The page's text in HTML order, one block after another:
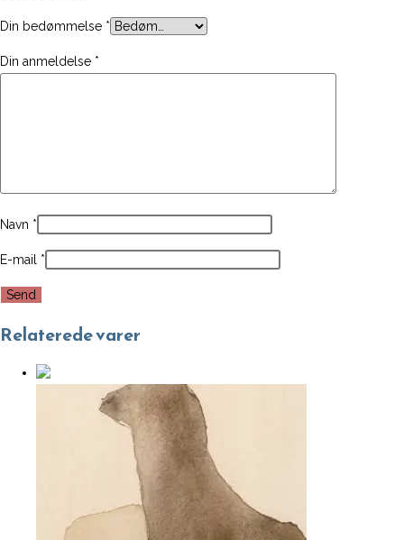
Din bedømmelse *
Din anmeldelse *
Navn *
E-mail *
Relaterede varer